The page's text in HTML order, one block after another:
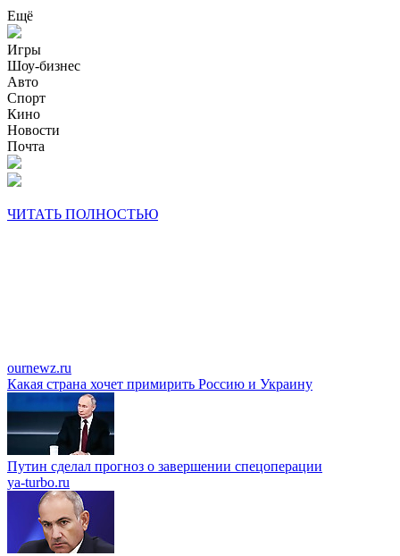
Ещё
Игры
Шоу-бизнес
Авто
Спорт
Кино
Новости
Почта
ЧИТАТЬ ПОЛНОСТЬЮ
ournewz.ru
Какая страна хочет примирить Россию и Украину
Путин сделал прогноз о завершении спецоперации
ya-turbo.ru